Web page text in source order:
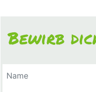
Bewirb